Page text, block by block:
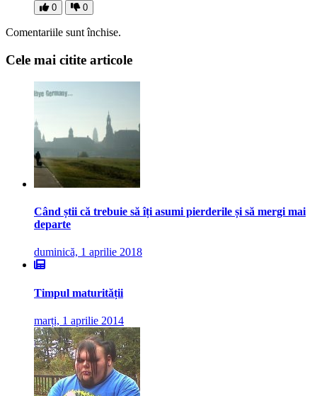
0 0
Comentariile sunt închise.
Cele mai citite articole
Când știi că trebuie să îți asumi pierderile și să mergi mai
departe
duminică, 1 aprilie 2018
Timpul maturității
marți, 1 aprilie 2014